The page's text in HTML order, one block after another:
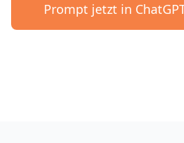
Prompt jetzt in